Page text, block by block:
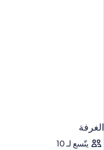
الغرفة
يتّسع لـ 10